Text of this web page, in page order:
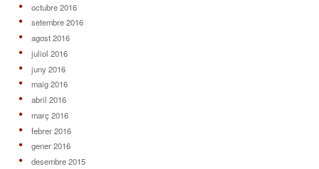
octubre 2016
setembre 2016
agost 2016
juliol 2016
juny 2016
maig 2016
abril 2016
març 2016
febrer 2016
gener 2016
desembre 2015